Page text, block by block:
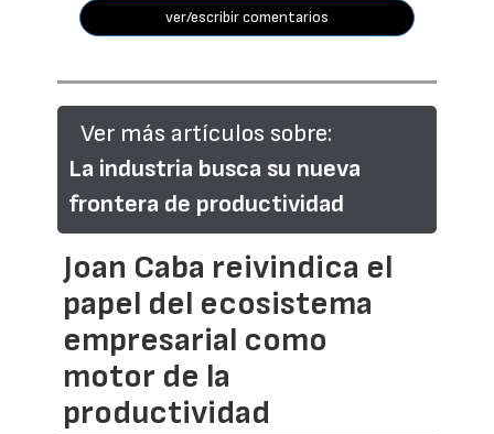
ver/escribir comentarios
Ver más artículos sobre:
La industria busca su nueva
frontera de productividad
Joan Caba reivindica el
papel del ecosistema
empresarial como
motor de la
productividad